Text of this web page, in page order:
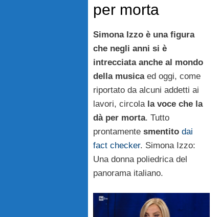
per morta
Simona Izzo è una figura
che negli anni si è
intrecciata anche al mondo
della musicaed oggi, come
riportato da alcuni addetti ai
lavori, circola la voce che la
dà per morta. Tutto
prontamente smentito dai
fact checker. Simona Izzo:
Una donna poliedrica del
panorama italiano.